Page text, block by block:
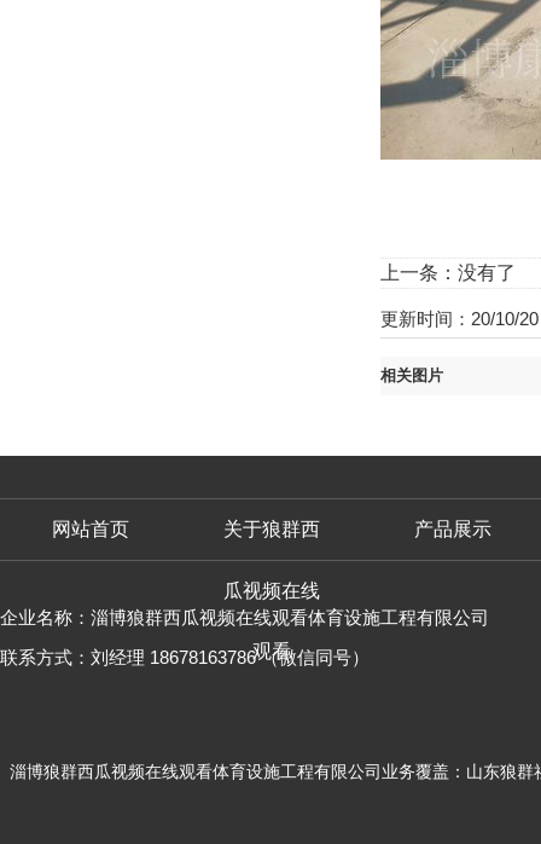
上一条：没有
更新时间：20/10/
相关图片
网站首页 关于狼群西
瓜视频在线
观看
产品展示
企业名称：淄博狼群西瓜视频在线观看体育设施工程有限公司
联系方式：刘经理 18678163786 （微信同号）
淄博狼群西瓜视频在线观看体育设施工程有限公司业务覆盖： 山东狼群